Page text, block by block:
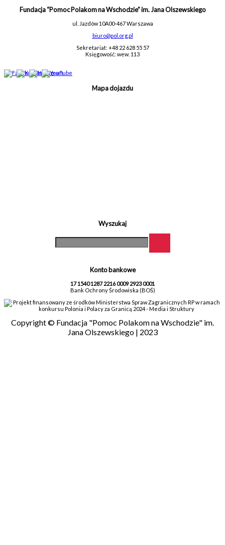
Fundacja “Pomoc Polakom na Wschodzie” im. Jana Olszewskiego
ul. Jazdów 10A00-467 Warszawa
biuro@pol.org.pl
Sekretariat: +48 22 628 55 57
Księgowość: wew. 113
Mapa dojazdu
Wyszukaj
Konto bankowe
17 1540 1287 2216 0009 2923 0001
Bank Ochrony Środowiska (BOŚ)
Projekt finansowany ze środków Ministerstwa Spraw Zagranicznych RP w ramach
konkursu Polonia i Polacy za Granicą 2024 - Media i Struktury
Copyright © Fundacja "Pomoc Polakom na Wschodzie" im.
Jana Olszewskiego | 2023